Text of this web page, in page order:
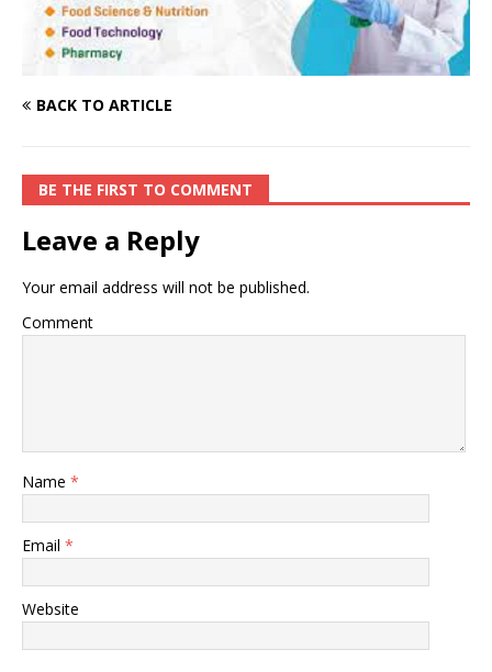
BACK TO ARTICLE
BE THE FIRST TO COMMENT
Leave a Reply
Your email address will not be published.
Comment
Name *
Email *
Website